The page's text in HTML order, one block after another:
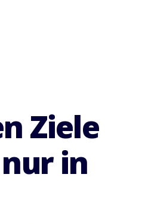
Ziele
in